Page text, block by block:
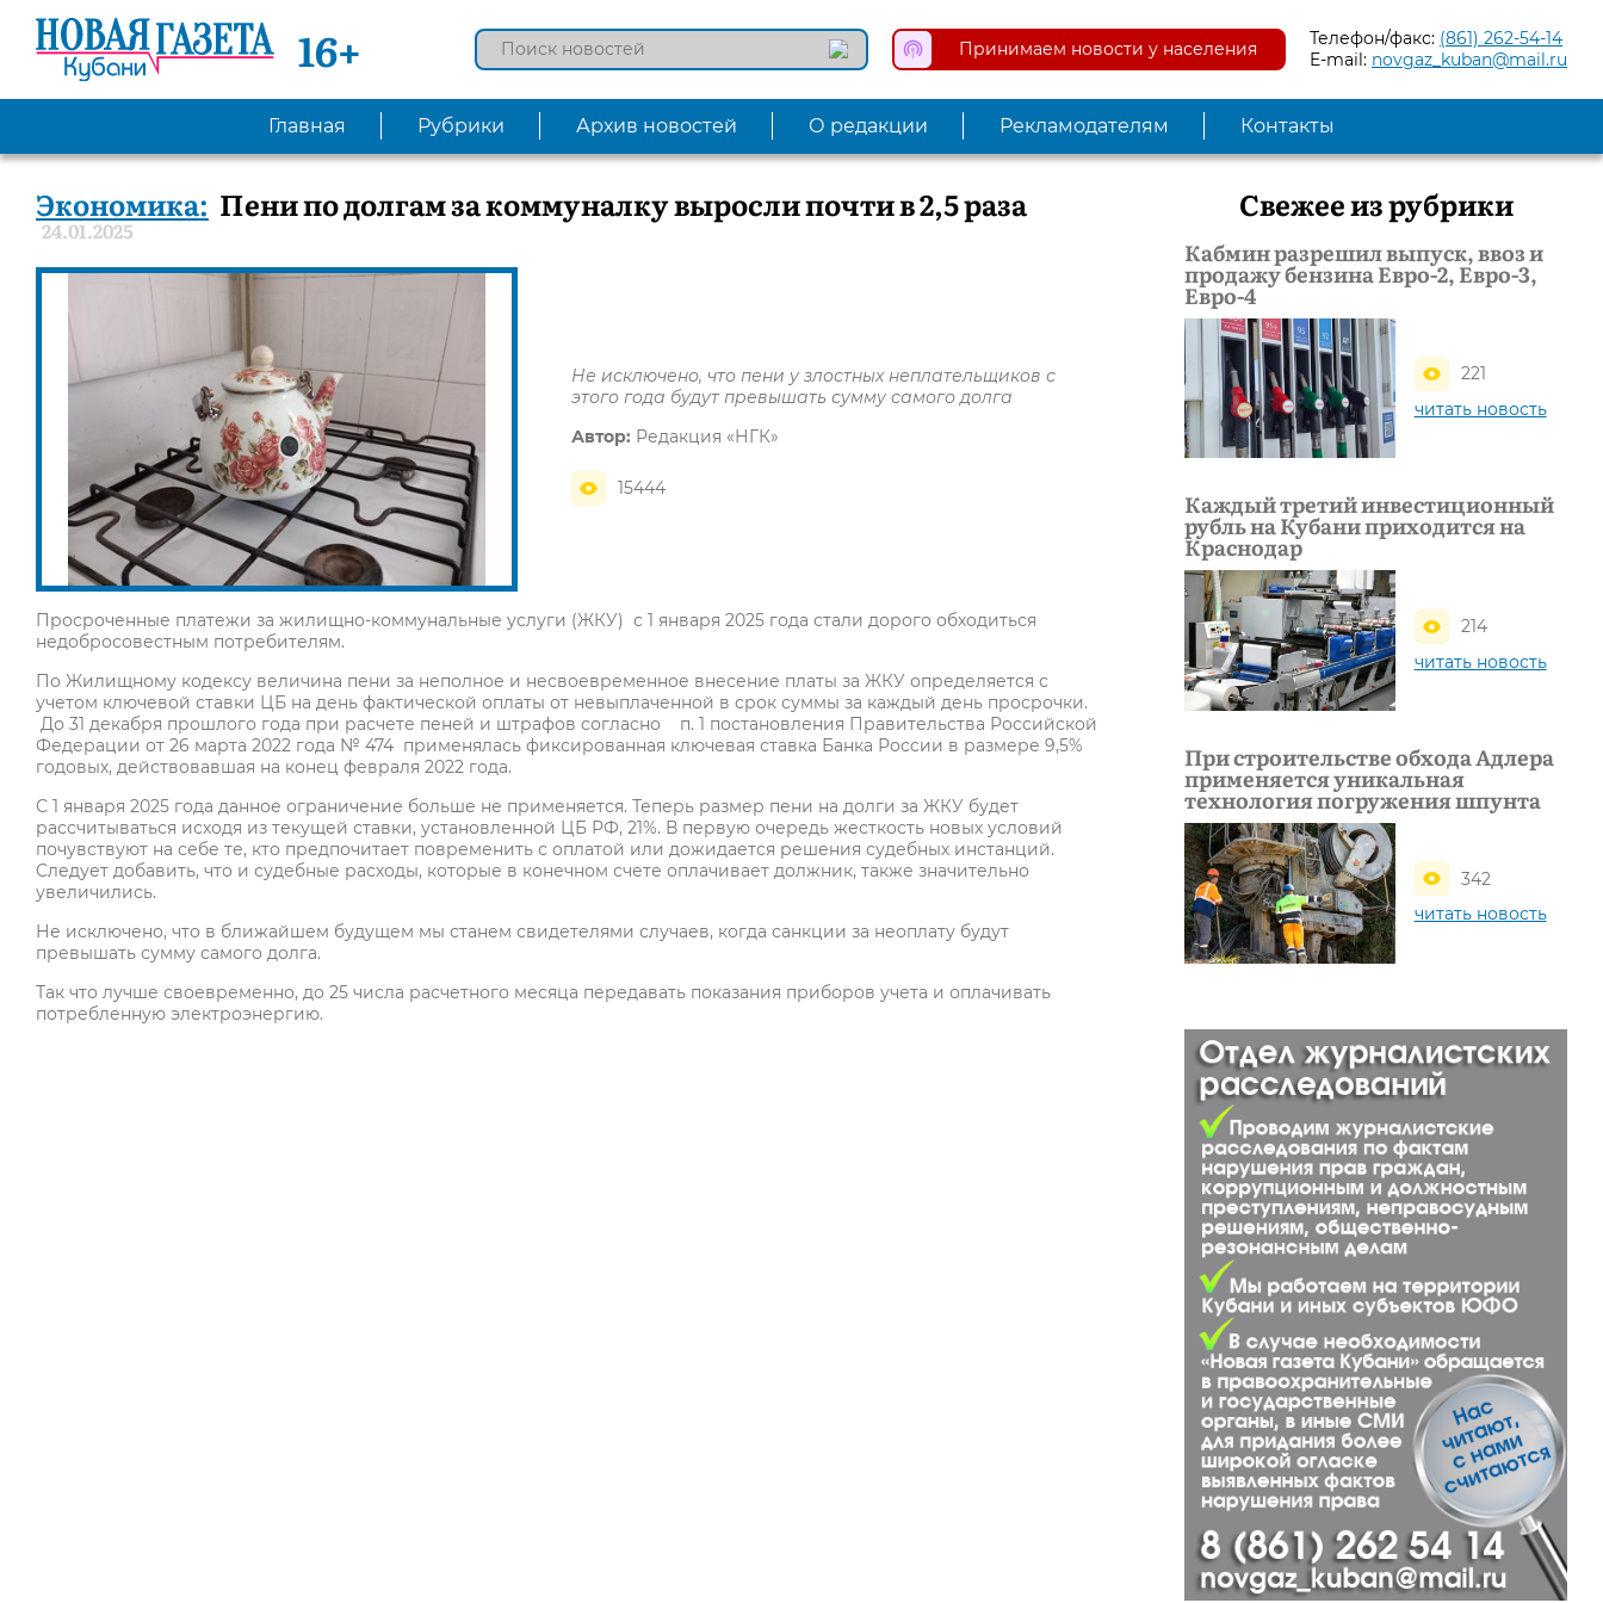
16+ Принимаем новости у населения Телефон/факс: (861) 262-54-14
E-mail: novgaz_kuban@mail.ru
Главная Рубрики Архив новостей О редакции Рекламодателям Контакты
Экономика: Пени по долгам за коммуналку выросли почти в 2,5 раза
24.01.2025
Не исключено, что пени у злостных неплательщиков с
этого года будут превышать сумму самого долга
Автор: Редакция «НГК»
15444
Просроченные платежи за жилищно-коммунальные услуги (ЖКУ) с 1 января 2025 года стали дорого обходиться
недобросовестным потребителям.
По Жилищному кодексу величина пени за неполное и несвоевременное внесение платы за ЖКУ определяется с
учетом ключевой ставки ЦБ на день фактической оплаты от невыплаченной в срок суммы за каждый день просрочки.
До 31 декабря прошлого года при расчете пеней и штрафов согласно п. 1 постановления Правительства Российской
Федерации от 26 марта 2022 года № 474 применялась фиксированная ключевая ставка Банка России в размере 9,5%
годовых, действовавшая на конец февраля 2022 года.
С 1 января 2025 года данное ограничение больше не применяется. Теперь размер пени на долги за ЖКУ будет
рассчитываться исходя из текущей ставки, установленной ЦБ РФ, 21%. В первую очередь жесткость новых условий
почувствуют на себе те, кто предпочитает повременить с оплатой или дожидается решения судебных инстанций.
Следует добавить, что и судебные расходы, которые в конечном счете оплачивает должник, также значительно
увеличились.
Не исключено, что в ближайшем будущем мы станем свидетелями случаев, когда санкции за неоплату будут
превышать сумму самого долга.
Так что лучше своевременно, до 25 числа расчетного месяца передавать показания приборов учета и оплачивать
потребленную электроэнергию.
Свежее из рубрики
Кабмин разрешил выпуск, ввоз и
продажу бензина Евро-2, Евро-3,
Евро-4
221
читать новость
Каждый третий инвестиционный
рубль на Кубани приходится на
Краснодар
214
читать новость
При строительстве обхода Адлера
применяется уникальная
технология погружения шпунта
342
читать новость